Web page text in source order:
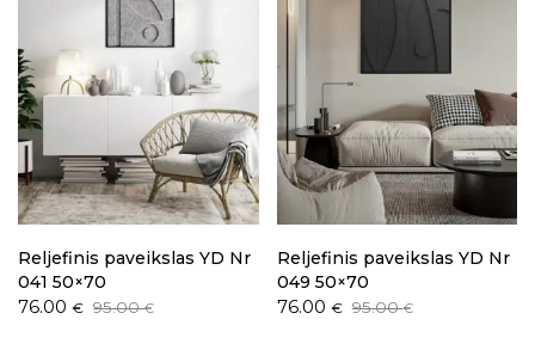
Reljefinis paveikslas YD Nr
041 50×70
95.00€
Original
76.00 €
Current
Reljefinis paveikslas YD Nr
049 50×70
95.00€
Original
76.00 €
Current